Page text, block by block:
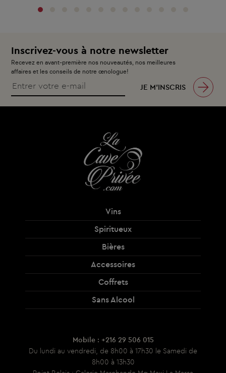
Inscrivez-vous à notre newsletter
Recevez en avant-première nos nouveautés, nos meilleures
affaires et les conseils de notre œnologue!
JE M’INSCRIS
Vins
Spiritueux
Bières
Accessoires
Coffrets
Sans Alcool
Mobile : +216 29 506 015
Du lundi au vendredi, de 8h00 à 17h30 le Samedi de
8h00 à 13h30